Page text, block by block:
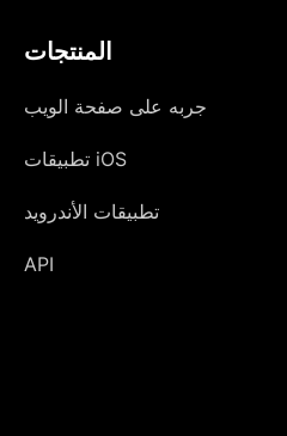
المنتجات
جربه على صفحة الويب
تطبيقات iOS
تطبيقات الأندرويد
API